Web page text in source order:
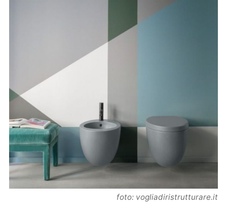
foto: vogliadiristrutturare.it